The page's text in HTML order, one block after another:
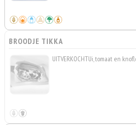
BROODJE TIKKA
UITVERKOCHTUi, tomaat en